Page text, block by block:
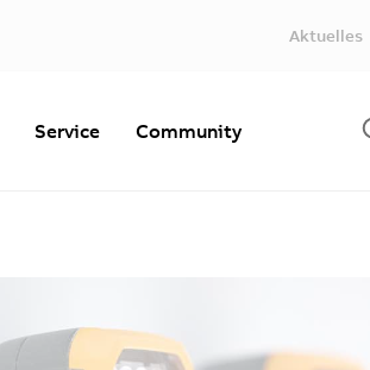
Aktuelles
Service Community